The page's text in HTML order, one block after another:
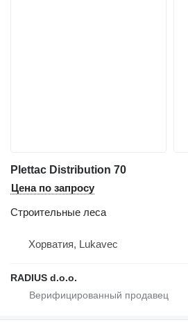
Plettac Distribution 70
Цена по запросу
Строительные леса
Хорватия, Lukavec
RADIUS d.o.o.